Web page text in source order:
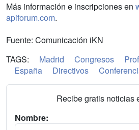
Más información e inscripciones en
apiforum.com.
Fuente: Comunicación iKN
TAGS:
Madrid Congresos
España
Directivos
Recibe gratis noticias
Nombre: